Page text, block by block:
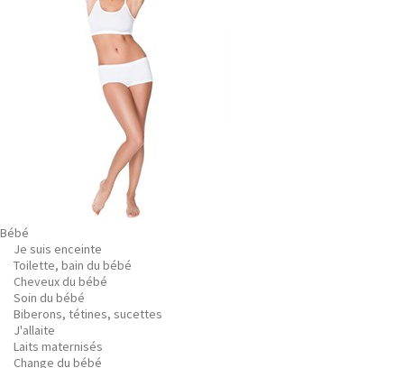
Bébé
Je suis enceinte
Toilette, bain du bébé
Cheveux du bébé
Soin du bébé
Biberons, tétines, sucettes
J'allaite
Laits maternisés
Change du bébé